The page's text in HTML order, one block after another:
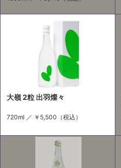
大嶺 2粒 出羽燦々
720ml ／ ￥5,500 （税込）